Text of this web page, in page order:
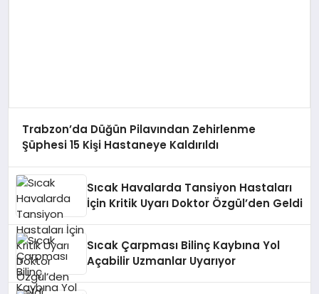
Trabzon’da Düğün Pilavından Zehirlenme
Şüphesi 15 Kişi Hastaneye Kaldırıldı
Sıcak Havalarda Tansiyon Hastaları
İçin Kritik Uyarı Doktor Özgül’den Geldi
Sıcak Çarpması Bilinç Kaybına Yol
Açabilir Uzmanlar Uyarıyor